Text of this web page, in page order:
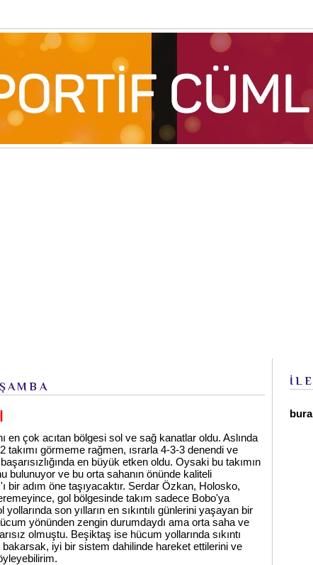
en çok acıtan bölgesi sol ve sağ kanatlar oldu. Aslında
takımı görmeme rağmen, ısrarla 4-3-3 denendi ve
en büyük etken oldu. Oysaki bu takımın
bulunuyor ve bu orta sahanın önünde kaliteli
bir adım öne taşıyacaktır. Serdar Özkan, Holosko,
gol bölgesinde takım sadece Bobo'ya
son yılların en sıkıntılı günlerini yaşayan bir
yönünden zengin durumdaydı ama orta saha ve
olmuştu. Beşiktaş ise hücum yollarında sıkıntı
iyi bir sistem dahilinde hareket ettilerini ve